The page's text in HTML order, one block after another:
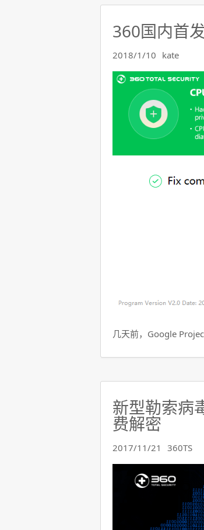
360国内首
2018/1/10 kate
几天前，Google
新型勒索病
费解密
2017/11/21 360TS